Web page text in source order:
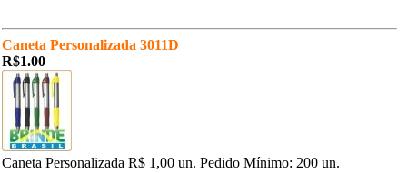
Caneta Personalizada 3011D
R$1.00
Caneta Personalizada R$ 1,00 un. Pedido Mínimo: 200 un.